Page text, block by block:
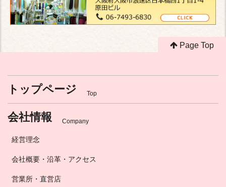
Page Top
トップページ Top
会社情報 Company
経営理念
会社概要・沿革・アクセス
営業所・直営店